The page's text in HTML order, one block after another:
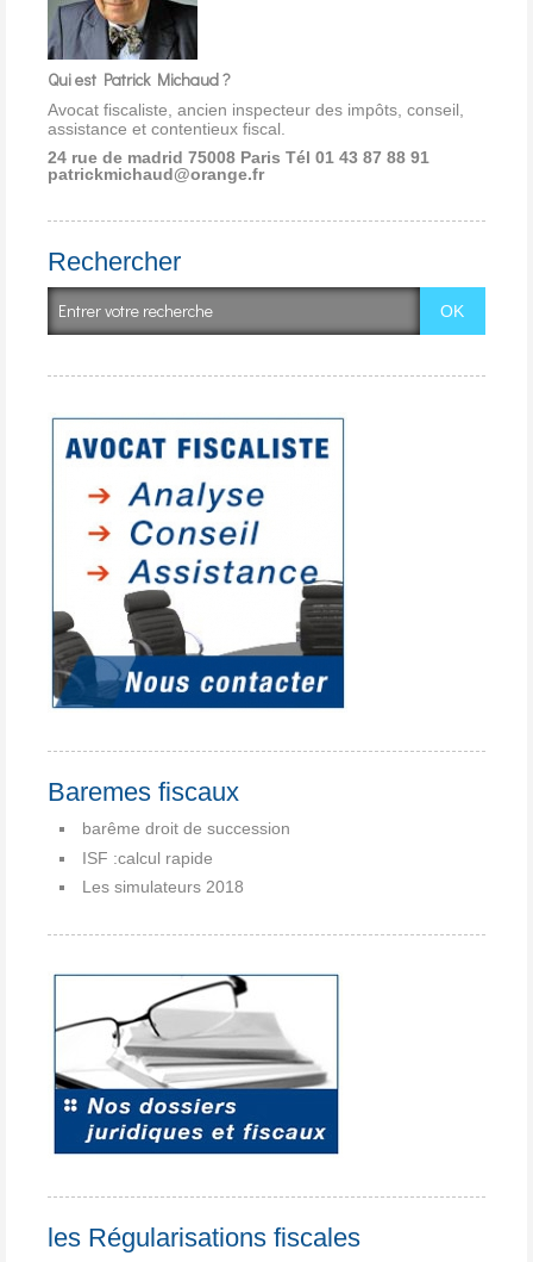
Qui est Patrick Michaud ?
Avocat fiscaliste, ancien inspecteur des impôts, conseil,
assistance et contentieux fiscal.
24 rue de madrid 75008 Paris Tél 01 43 87 88 91
patrickmichaud@orange.fr
Rechercher
Baremes fiscaux
barême droit de succession
ISF :calcul rapide
Les simulateurs 2018
les Régularisations fiscales